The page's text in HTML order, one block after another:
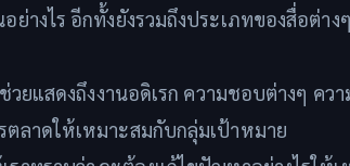
างไร อีกทั้งยังรวมถึงประเภทของสื่อต่าง
วยแสดงถึงงานอดิเรก ความชอบต่างๆ คว
ตลาดให้เหมาะสมกับกลุ่มเป้าหมาย